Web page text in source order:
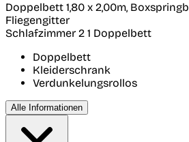
Doppelbett 1,80 x 2,00m,
Fliegengitter
Schlafzimmer 2 1 Doppelbett
Doppelbett
Kleiderschrank
Verdunkelungsrollos
Alle Informationen